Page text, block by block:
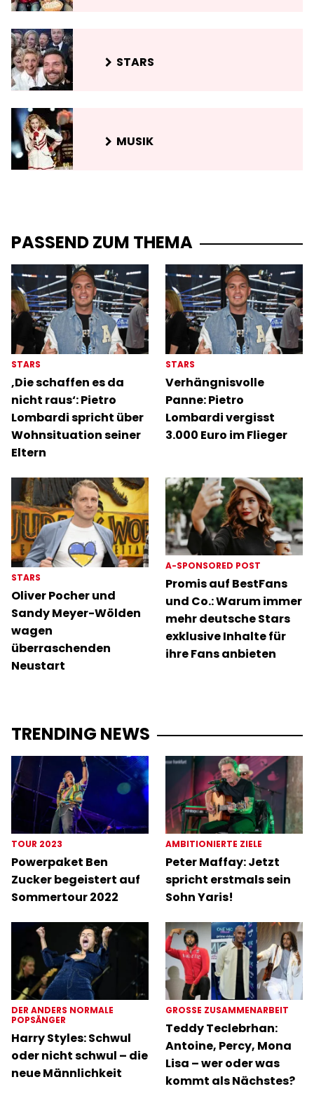
STARS
MUSIK
PASSEND ZUM THEMA
STARS
‚Die schaffen es da
nicht raus‘: Pietro
Lombardi spricht über
Wohnsituation seiner
Eltern
STARS
Verhängnisvolle
Panne: Pietro
Lombardi vergisst
3.000 Euro im Flieger
STARS
Oliver Pocher und
Sandy Meyer-Wölden
wagen
überraschenden
Neustart
A-SPONSORED POST
Promis auf BestFans
und Co.: Warum immer
mehr deutsche Stars
exklusive Inhalte für
ihre Fans anbieten
TRENDING NEWS
TOUR 2023
Powerpaket Ben
Zucker begeistert auf
Sommertour 2022
AMBITIONIERTE ZIELE
Peter Maffay: Jetzt
spricht erstmals sein
Sohn Yaris!
DER ANDERS NORMALE
POPSÄNGER
Harry Styles: Schwul
oder nicht schwul – die
neue Männlichkeit
GROSSE ZUSAMMENARBEIT
Teddy Teclebrhan:
Antoine, Percy, Mona
Lisa – wer oder was
kommt als Nächstes?